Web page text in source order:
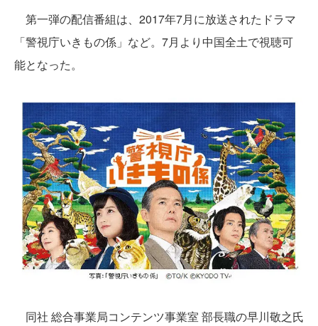
第一弾の配信番組は、2017年7月に放送されたドラマ
「警視庁いきもの係」など。7月より中国全土で視聴可
能となった。
同社 総合事業局コンテンツ事業室 部長職の早川敬之氏